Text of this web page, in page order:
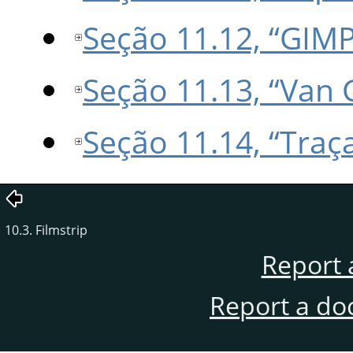
Seção 11.12,
Seção 11.13, “Van
Seção 11.14,
10.3. Filmstrip
Report
Report a